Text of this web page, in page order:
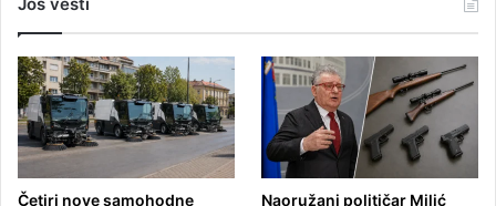
Četiri nove samohodne
Naoružani političar Milić